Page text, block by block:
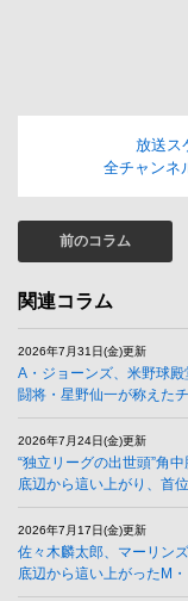
放送ス
全チャンネ
前のコラム
関連コラム
2026年7月31日(金)更新
A・ジョーンズ、米野球殿
闘将・星野仙一が称えた
2026年7月24日(金)更新
“独立リーグの出世頭”角
底辺から這い上がり、首
2026年7月17日(金)更新
佐々木麟太郎、マーリン
底辺から這い上がったM